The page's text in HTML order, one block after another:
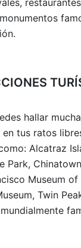
hallar
tus ratos
Alcatraz
Park,
Museum
Twin